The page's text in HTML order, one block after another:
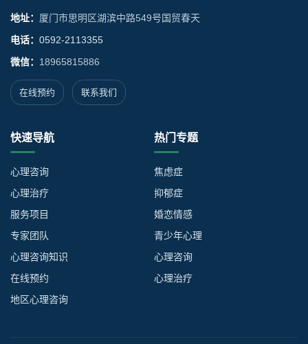
地址： 厦门市思明区湖滨中路549号国贸春天
电话： 0592-2113355
微信： 18965815886
在线预约 联系我们
快速导航
心理咨询
心理治疗
服务项目
专家团队
心理咨询知识
在线预约
地区心理咨询
热门专题
焦虑症
抑郁症
婚恋情感
青少年心理
心理咨询
心理治疗